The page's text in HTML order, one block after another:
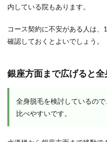
内している院もあります。
コース契約に不安がある人は
確認しておくとよいでしょう。
銀座方面まで広げると
全身脱毛を検討しているの
比べやすいです。